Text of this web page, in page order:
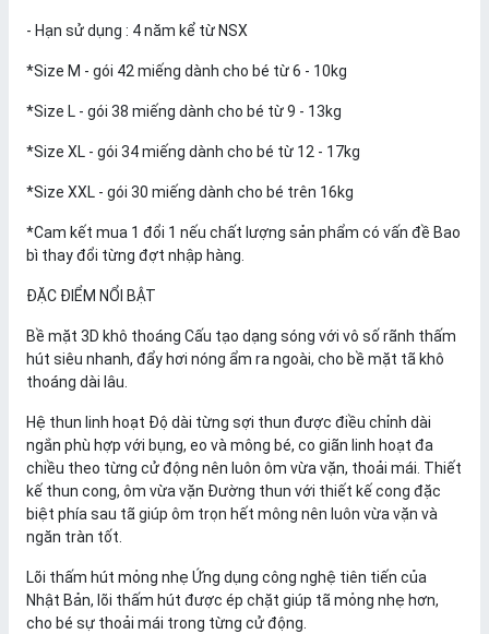
- Hạn sử dụng : 4 năm kể từ NSX
*Size M - gói 42 miếng dành cho bé từ 6 - 10kg
*Size L - gói 38 miếng dành cho bé từ 9 - 13kg
*Size XL - gói 34 miếng dành cho bé từ 12 - 17kg
*Size XXL - gói 30 miếng dành cho bé trên 16kg
*Cam kết mua 1 đổi 1 nếu chất lượng sản phẩm có vấn đề Bao
bì thay đổi từng đợt nhập hàng.
ĐẶC ĐIỂM NỔI BẬT
Bề mặt 3D khô thoáng Cấu tạo dạng sóng với vô số rãnh thấm
hút siêu nhanh, đẩy hơi nóng ẩm ra ngoài, cho bề mặt tã khô
thoáng dài lâu.
Hệ thun linh hoạt Độ dài từng sợi thun được điều chỉnh dài
ngắn phù hợp với bụng, eo và mông bé, co giãn linh hoạt đa
chiều theo từng cử động nên luôn ôm vừa vặn, thoải mái. Thiết
kế thun cong, ôm vừa vặn Đường thun với thiết kế cong đặc
biệt phía sau tã giúp ôm trọn hết mông nên luôn vừa vặn và
ngăn tràn tốt.
Lõi thấm hút mỏng nhẹ Ứng dụng công nghệ tiên tiến của
Nhật Bản, lõi thấm hút được ép chặt giúp tã mỏng nhẹ hơn,
cho bé sự thoải mái trong từng cử động.